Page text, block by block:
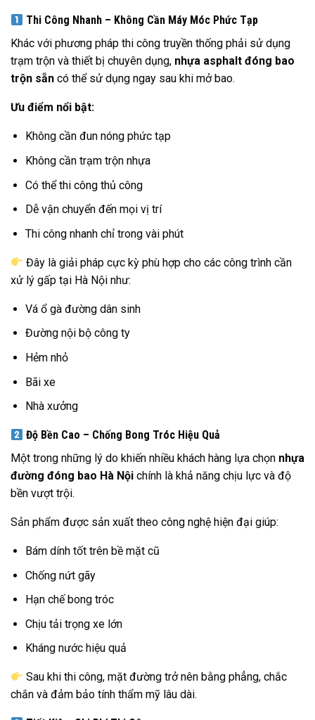
Thi Công Nhanh – Không Cần Máy Móc Phức Tạp
Khác với phương pháp thi công truyền thống phải sử dụng
trạm trộn và thiết bị chuyên dụng, nhựa asphalt đóng bao
trộn sẵn có thể sử dụng ngay sau khi mở bao.
Ưu điểm nổi bật:
Không cần đun nóng phức tạp
Không cần trạm trộn nhựa
Có thể thi công thủ công
Dễ vận chuyển đến mọi vị trí
Thi công nhanh chỉ trong vài phút
Đây là giải pháp cực kỳ phù hợp cho các công trình cần
xử lý gấp tại Hà Nội như:
Vá ổ gà đường dân sinh
Đường nội bộ công ty
Hẻm nhỏ
Bãi xe
Nhà xưởng
Độ Bền Cao – Chống Bong Tróc Hiệu Quả
Một trong những lý do khiến nhiều khách hàng lựa chọn nhựa
đường đóng bao Hà Nội chính là khả năng chịu lực và độ
bền vượt trội.
Sản phẩm được sản xuất theo công nghệ hiện đại giúp:
Bám dính tốt trên bề mặt cũ
Chống nứt gãy
Hạn chế bong tróc
Chịu tải trọng xe lớn
Kháng nước hiệu quả
Sau khi thi công, mặt đường trở nên bằng phẳng, chắc
chắn và đảm bảo tính thẩm mỹ lâu dài.